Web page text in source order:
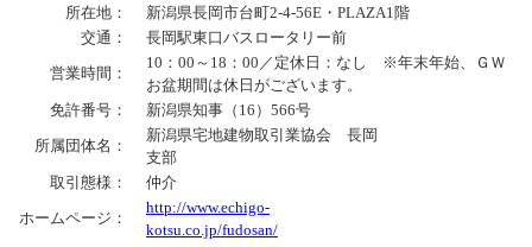
所在地：
新潟県長岡市台町2-4-56E・PLAZA1階
交通：
長岡駅東口バスロータリー前
営業時間：
10：00～18：00／定休日：なし ※年末年始、ＧＷ
お盆期間は休日がございます。
免許番号：
新潟県知事（16）566号
所属団体名：
新潟県宅地建物取引業協会 長岡
支部
取引態様：
仲介
ホームページ：
http://www.echigo-
kotsu.co.jp/fudosan/